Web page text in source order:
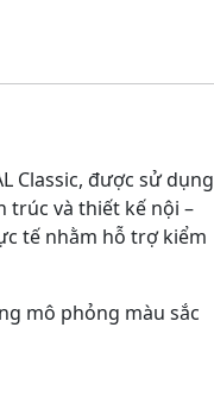
Classic, được sử dụng
trúc và thiết kế nội –
tế nhằm hỗ trợ kiểm
mô phỏng màu sắc